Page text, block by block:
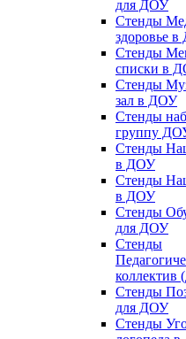
для ДОУ
Стенды
здоровье
Стенды
списки в
Стенды
зал в ДОУ
Стенды
группу
Стенды
в ДОУ
Стенды
в ДОУ
Стенды
для ДОУ
Стенды
Стенды
для ДОУ
Стенды